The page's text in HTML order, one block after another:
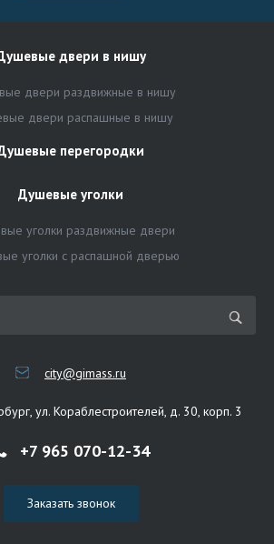
двери в нишу
двери раздвижные в нишу
двери распашные в нишу
перегородки
Душевые уголки
уголки раздвижные двери
уголки с распашной дверью
city@gimass.ru
ул. Кораблестроителей, д. 30, корп. 3
+7 965 070-12-34
Заказать звонок